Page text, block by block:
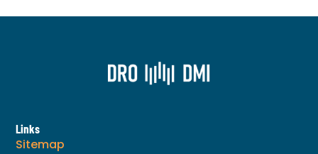
Links
Sitemap